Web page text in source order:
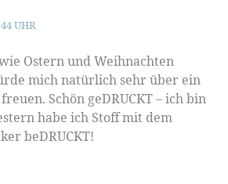
UHR
Ostern und Weihnachten
mich natürlich sehr über ein
Schön geDRUCKT – ich bin
habe ich Stoff mit dem
beDRUCKT!